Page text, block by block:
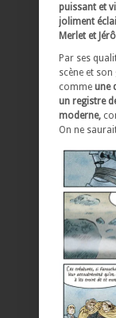
puissant et
joliment
Merlet et
Par ses
scène et son
comme une
un registre
moderne,
On ne